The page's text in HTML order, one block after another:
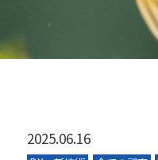
2025.06.16